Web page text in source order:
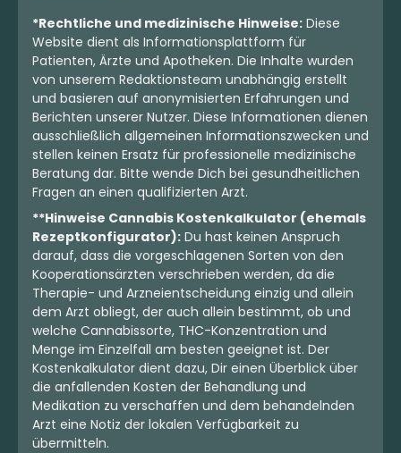
*Rechtliche und medizinische Hinweise: Diese
Website dient als Informationsplattform für
Patienten, Ärzte und Apotheken. Die Inhalte wurden
von unserem Redaktionsteam unabhängig erstellt
und basieren auf anonymisierten Erfahrungen und
Berichten unserer Nutzer. Diese Informationen dienen
ausschließlich allgemeinen Informationszwecken und
stellen keinen Ersatz für professionelle medizinische
Beratung dar. Bitte wende Dich bei gesundheitlichen
Fragen an einen qualifizierten Arzt.
**Hinweise Cannabis Kostenkalkulator (ehemals
Rezeptkonfigurator): Du hast keinen Anspruch
darauf, dass die vorgeschlagenen Sorten von den
Kooperationsärzten verschrieben werden, da die
Therapie- und Arzneientscheidung einzig und allein
dem Arzt obliegt, der auch allein bestimmt, ob und
welche Cannabissorte, THC-Konzentration und
Menge im Einzelfall am besten geeignet ist. Der
Kostenkalkulator dient dazu, Dir einen Überblick über
die anfallenden Kosten der Behandlung und
Medikation zu verschaffen und dem behandelnden
Arzt eine Notiz der lokalen Verfügbarkeit zu
übermitteln.